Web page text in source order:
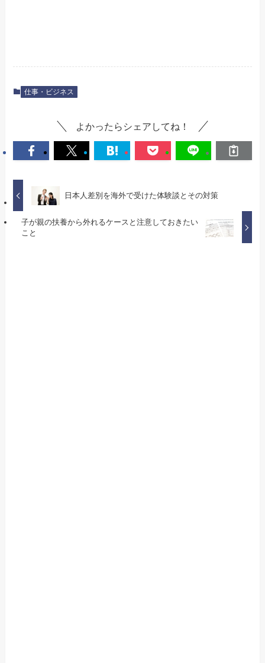
仕事・ビジネス
よかったらシェアしてね！
日本人差別を海外で受けた体験談とその対策
子が親の扶養から外れるケースと注意しておきたい
こと